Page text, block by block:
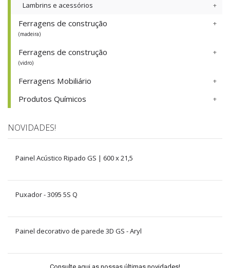
Lambrins e acessórios
Ferragens de construção
(madeira)
Ferragens de construção
(vidro)
Ferragens Mobiliário
Produtos Químicos
NOVIDADES!
Painel Acústico Ripado GS | 600 x 21,5
Puxador - 3095 5S Q
Painel decorativo de parede 3D GS - Aryl